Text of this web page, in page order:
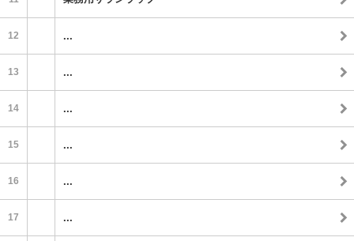
12 ...
13 ...
14 ...
15 ...
16 ...
17 ...